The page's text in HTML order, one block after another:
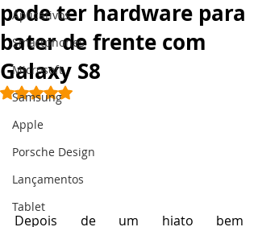
Aplicativos
Smartphones
Microsoft
Samsung
Apple
Porsche Design
Lançamentos
Tablet
pode ter hardware para
bater de frente com
Galaxy S8
Avaliado com NaN de 5 estrelas.
Depois de um hiato bem